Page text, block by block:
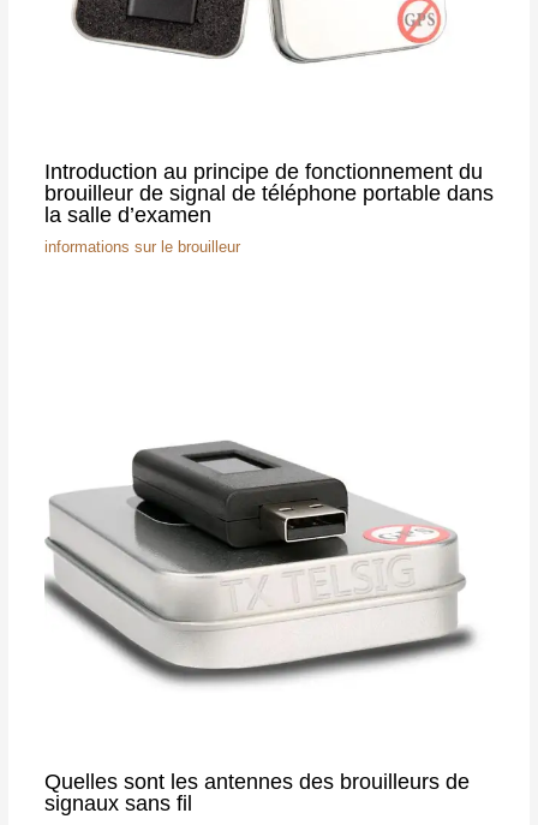
Introduction au principe de fonctionnement du
brouilleur de signal de téléphone portable dans
la salle d’examen
informations sur le brouilleur
Quelles sont les antennes des brouilleurs de
signaux sans fil